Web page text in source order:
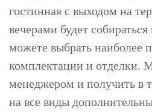
гостинная с выходом на
вечерами будет
можете выбрать наиболее
комплектации и отделки.
менеджером и получить в
на все виды